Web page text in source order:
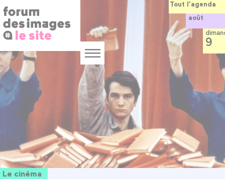
au
contenu
principal
Menu
Le cinéma
Tout l’agenda
août
9